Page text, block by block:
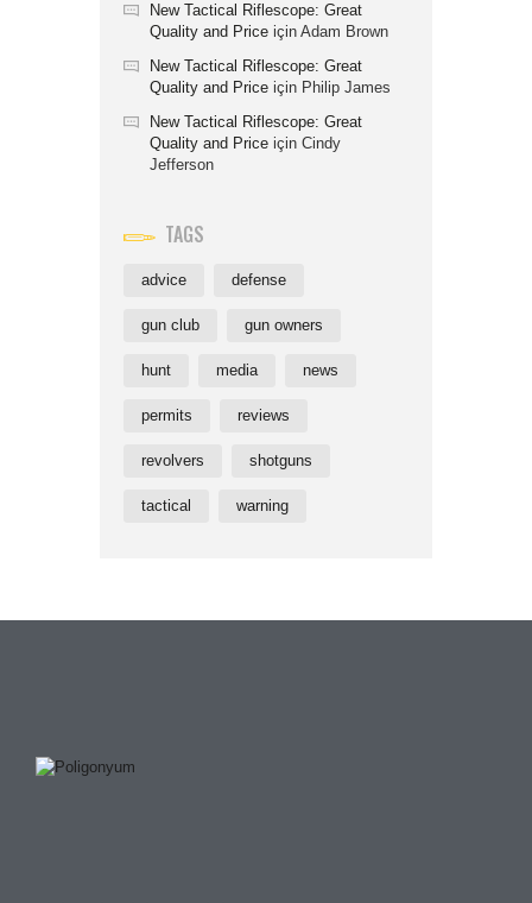
New Tactical Riflescope: Great
Quality and Price içinAdam Brown
New Tactical Riflescope: Great
Quality and Price için Philip James
New Tactical Riflescope: Great
Quality and Price içinCindy
Jefferson
TAGS
advice defense
gun club gun owners
hunt media news
permits reviews
revolvers shotguns
tactical warning